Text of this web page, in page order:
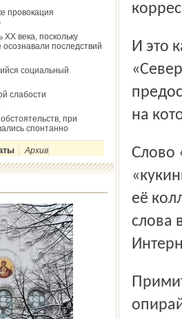
провокация
ХХ века, поскольку
последствий
социальный
слабости
при
спонтанно
Архив
И это касается, конечно, не только живописцев.
на
Слово «Северного» – громкое слово. Недаром всякие
её
слова
Примите и наше семейное пожелание – держитесь,